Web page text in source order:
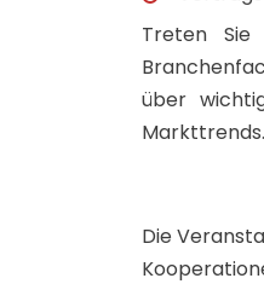
Treten
über
Markttrends.
Die